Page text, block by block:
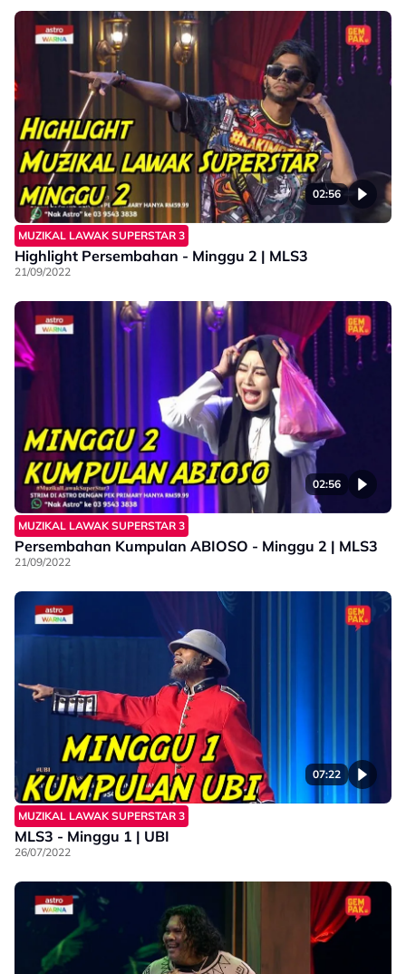
02:56
MUZIKAL LAWAK SUPERSTAR 3
Highlight Persembahan - Minggu 2 | MLS3
21/09/2022
02:56
MUZIKAL LAWAK SUPERSTAR 3
Persembahan Kumpulan ABIOSO - Minggu 2 | MLS3
21/09/2022
07:22
MUZIKAL LAWAK SUPERSTAR 3
MLS3 - Minggu 1 | UBI
26/07/2022